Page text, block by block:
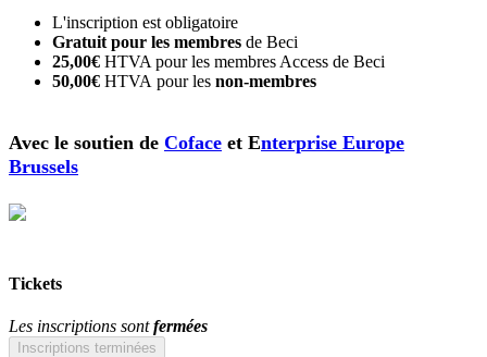
L'inscription est obligatoire
Gratuit pour les membres de Beci
25,00€ HTVA pour les membres Access de Beci
50,00€ HTVA pour les non-membres
Avec le soutien de Coface et Enterprise Europe
Brussels
Tickets
Les inscriptions sontfermées
Inscriptions terminées